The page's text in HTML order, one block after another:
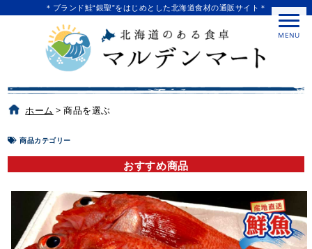
＊ブランド鮭“銀聖”をはじめとした北海道食材の通販サイト＊
MENU
ホーム >商品を選ぶ
商品カテゴリー
おすすめ商品